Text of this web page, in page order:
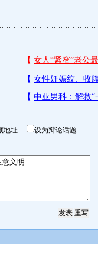
地址 设为辩论话题